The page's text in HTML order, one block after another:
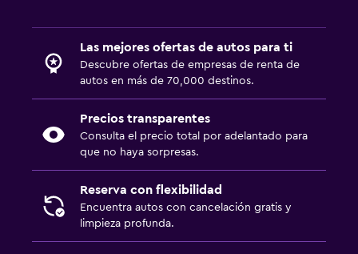
Las mejores ofertas de autos para ti
Descubre ofertas de empresas de renta de
autos en más de 70,000 destinos.
Precios transparentes
Consulta el precio total por adelantado para
que no haya sorpresas.
Reserva con flexibilidad
Encuentra autos con cancelación gratis y
limpieza profunda.